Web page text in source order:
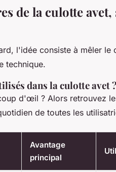
de la culotte
l'idée consiste à mêler le
technique.
dans la culotte avet ?
d'œil ? Alors retrouvez
de toutes les
Avantage
principal